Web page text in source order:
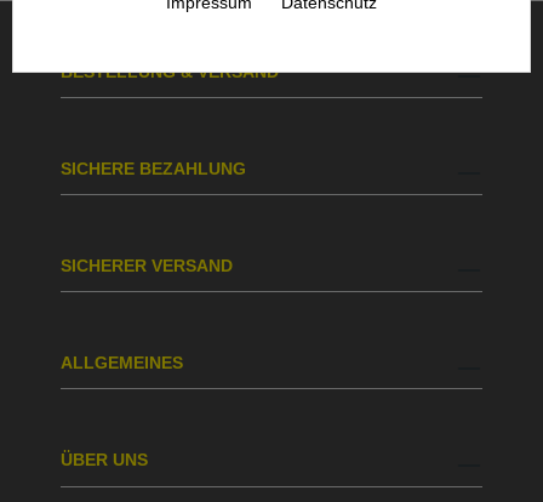
BESTELLUNG & VERSAND
SICHERE BEZAHLUNG
SICHERER VERSAND
ALLGEMEINES
ÜBER UNS